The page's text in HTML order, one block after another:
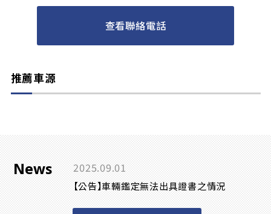
查看聯絡電話
推薦車源
News 2025.09.01
【公告】車輛鑑定無法出具證書之情況